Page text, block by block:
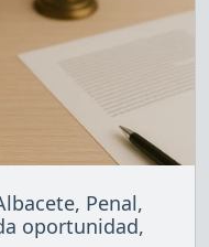
Penal,
oportunidad,